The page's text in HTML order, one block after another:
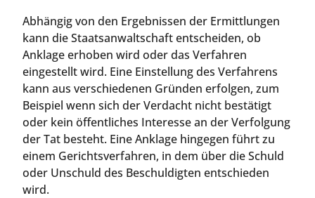
Abhängig von den Ergebnissen der Ermittlungen
kann die Staatsanwaltschaft entscheiden, ob
Anklage erhoben wird oder das Verfahren
eingestellt wird. Eine Einstellung des Verfahrens
kann aus verschiedenen Gründen erfolgen, zum
Beispiel wenn sich der Verdacht nicht bestätigt
oder kein öffentliches Interesse an der Verfolgung
der Tat besteht. Eine Anklage hingegen führt zu
einem Gerichtsverfahren, in dem über die Schuld
oder Unschuld des Beschuldigten entschieden
wird.